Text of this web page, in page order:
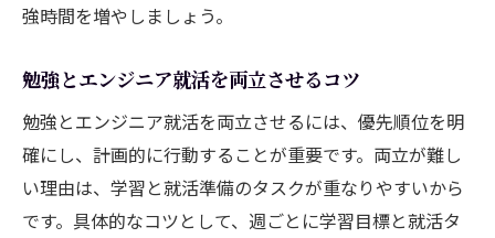
強時間を増やしましょう。
勉強とエンジニア就活を両立させるコツ
勉強とエンジニア就活を両立させるには、優先順位を明
確にし、計画的に行動することが重要です。両立が難し
い理由は、学習と就活準備のタスクが重なりやすいから
です。具体的なコツとして、週ごとに学習目標と就活タ